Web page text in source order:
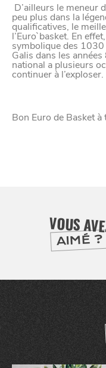
D’ailleurs le meneur
peu plus dans la
qualificatives, le
l’Euro`basket. En
symbolique des
Galis dans les
national a plusieurs
continuer à l’exploser.
Bon Euro de Basket à
VOUS
AIMÉ ?